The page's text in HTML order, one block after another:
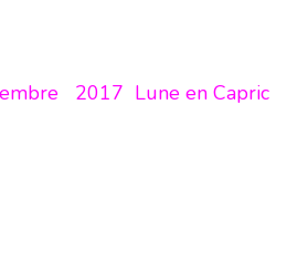
2017 Lune en Capric